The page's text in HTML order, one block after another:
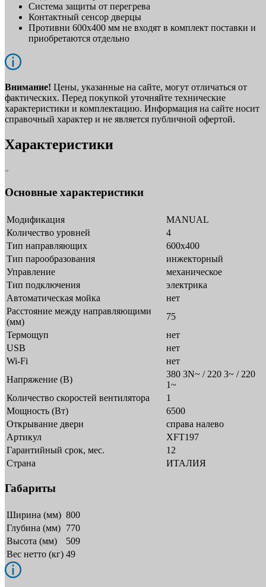
Система защиты от перегрева
Контактный сенсор дверцы
Противни 600х400 мм не входят в комплект поставки и
приобретаются отдельно
Внимание! Цены, указанные на сайте, могут отличаться от
фактических. Перед покупкой уточняйте технические
характеристики и комплектацию. Информация на сайте носит
справочный характер и не является публичной офертой.
Характеристики
Основные характеристики
Модификация
MANUAL
Количество уровней
4
Тип направляющих
600х400
Тип парообразования
инжекторный
Управление
механическое
Тип подключения
электрика
Автоматическая мойка
нет
Расстояние между направляющими
(мм)
75
Термощуп
нет
USB
нет
Wi-Fi
нет
Напряжение (В)
380 3N~ / 220 3~ / 220
1~
Количество скоростей вентилятора
1
Мощность (Вт)
6500
Открывание двери
справа налево
Артикул
XFT197
Гарантийный срок, мес.
12
Страна
ИТАЛИЯ
Габариты
Ширина (мм) 800
Глубина (мм) 770
Высота (мм)
509
Вес нетто (кг) 49